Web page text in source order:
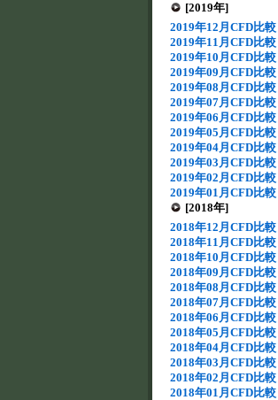
[2019年]
2019年12月CFD比較
2019年11月CFD比較
2019年10月CFD比較
2019年09月CFD比較
2019年08月CFD比較
2019年07月CFD比較
2019年06月CFD比較
2019年05月CFD比較
2019年04月CFD比較
2019年03月CFD比較
2019年02月CFD比較
2019年01月CFD比較
[2018年]
2018年12月CFD比較
2018年11月CFD比較
2018年10月CFD比較
2018年09月CFD比較
2018年08月CFD比較
2018年07月CFD比較
2018年06月CFD比較
2018年05月CFD比較
2018年04月CFD比較
2018年03月CFD比較
2018年02月CFD比較
2018年01月CFD比較